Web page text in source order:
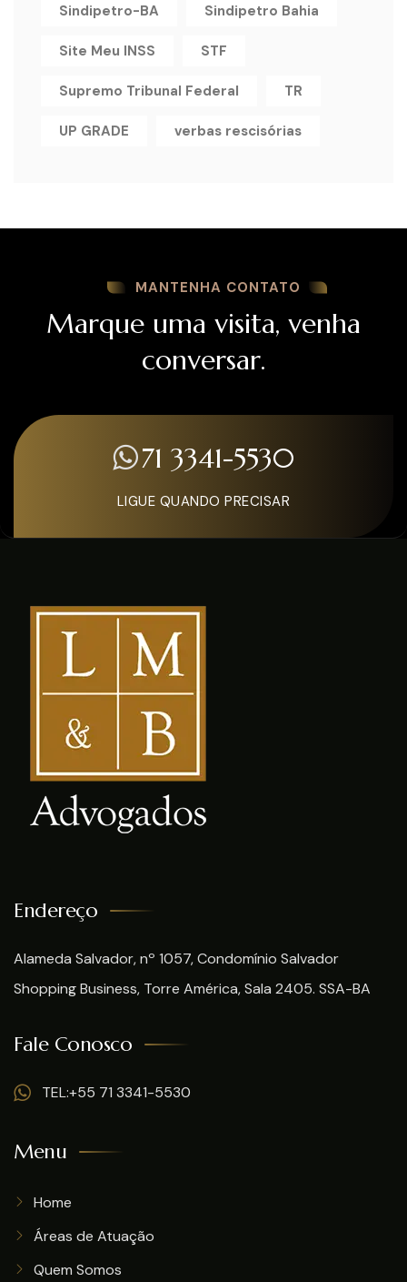
Sindipetro-BA Sindipetro Bahia
Site Meu INSS STF
Supremo Tribunal Federal TR
UP GRADE verbas rescisórias
MANTENHA CONTATO
Marque uma visita, venha
conversar.
71 3341-5530
LIGUE QUANDO PRECISAR
Endereço
Alameda Salvador, nº 1057, Condomínio Salvador
Shopping Business, Torre América, Sala 2405. SSA-BA
Fale Conosco
TEL:+55 71 3341-5530
Menu
Home
Áreas de Atuação
Quem Somos